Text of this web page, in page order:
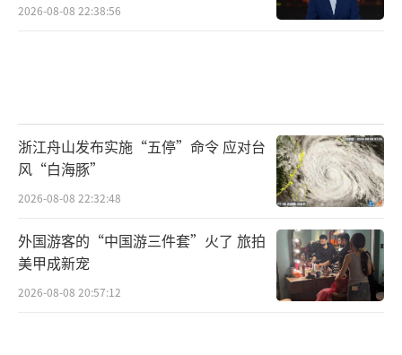
2026-08-08 22:38:56
浙江舟山发布实施“五停”命令 应对台
风“白海豚”
2026-08-08 22:32:48
外国游客的“中国游三件套”火了 旅拍
美甲成新宠
2026-08-08 20:57:12